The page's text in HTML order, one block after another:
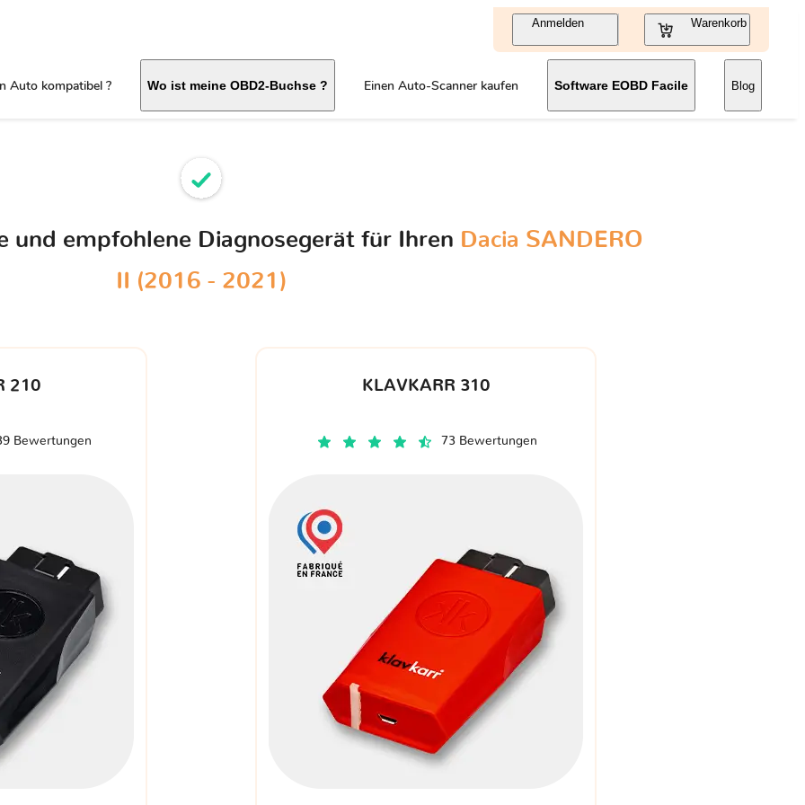
Anmelden Warenkorb
Auto kompatibel ? Wo ist meine OBD2-Buchse ? Einen Auto-Scanner kaufen Software EOBD Facile Blog
und empfohlene Diagnosegerät für Ihren Dacia SANDERO
II (2016 - 2021)
210
Bewertungen
KLAVKARR 310
73 Bewertungen